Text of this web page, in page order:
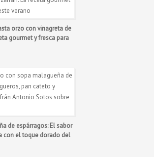
orzo con vinagreta de
gourmet y fresca para
de espárragos: El sabor
con el toque dorado del